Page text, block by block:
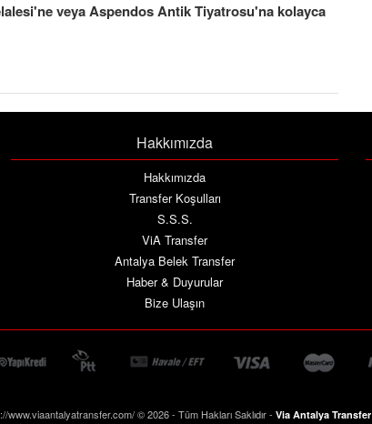
veya Aspendos Antik Tiyatrosu'na kolayca
Hakkımızda
Hakkımızda
Transfer Koşulları
S.S.S.
ViA Transfer
Antalya Belek Transfer
Haber & Duyurular
Bize Ulaşın
www.viaantalyatransfer.com/ © 2026 - Tüm Hakları Saklıdır - Via Antalya Transfer